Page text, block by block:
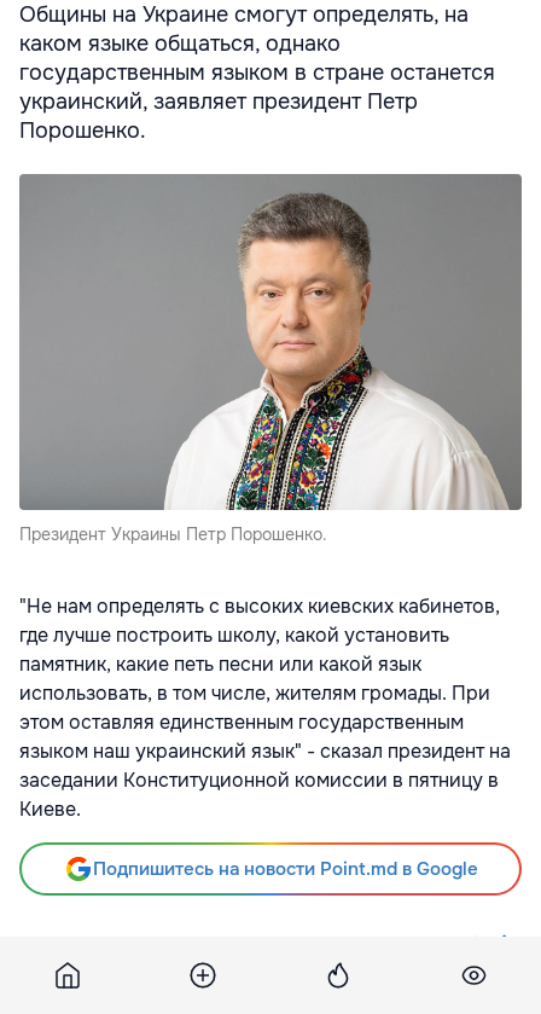
Общины на Украине смогут определять, на
каком языке общаться, однако
государственным языком в стране останется
украинский, заявляет президент Петр
Порошенко.
Президент Украины Петр Порошенко.
"Не нам определять с высоких киевских кабинетов,
где лучше построить школу, какой установить
памятник, какие петь песни или какой язык
использовать, в том числе, жителям громады. При
этом оставляя единственным государственным
языком наш украинский язык" - сказал президент на
заседании Конституционной комиссии в пятницу в
Киеве.
Подпишитесь на новости Point.md в Google